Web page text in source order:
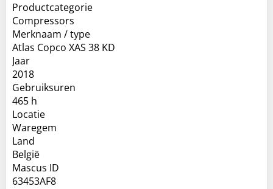
Productcategorie
Compressors
Merknaam / type
Atlas Copco XAS 38 KD
Jaar
2018
Gebruiksuren
465 h
Locatie
Waregem
Land
België
Mascus ID
63453AF8